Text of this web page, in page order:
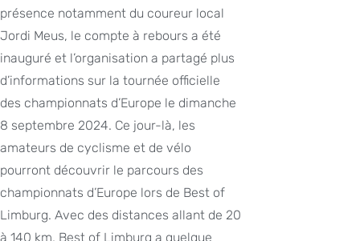
présence notamment du coureur local
Jordi Meus, le compte à rebours a été
inauguré et l’organisation a partagé plus
d’informations sur la tournée officielle
des championnats d’Europe le dimanche
8 septembre 2024. Ce jour-là, les
amateurs de cyclisme et de vélo
pourront découvrir le parcours des
championnats d’Europe lors de Best of
Limburg. Avec des distances allant de 20
à 140 km, Best of Limburg a quelque